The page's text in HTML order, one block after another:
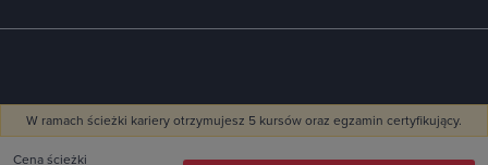
W ramach ścieżki kariery otrzymujesz 5 kursów oraz egzamin certyfikujący.
Cena ścieżki
Polityka prywatności
Regulamin zwrotów
Regulamin zakupów